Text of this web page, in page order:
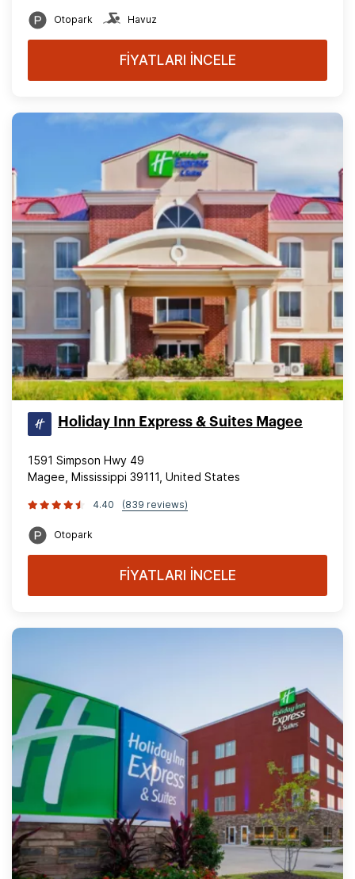
Otopark Havuz
FİYATLARI İNCELE
Holiday Inn Express & Suites Magee
1591 Simpson Hwy 49
Magee, Mississippi 39111, United States
4.40 (839 reviews)
Otopark
FİYATLARI İNCELE